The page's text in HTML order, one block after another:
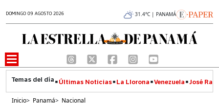
DOMINGO 09 AGOSTO 2026 31.4°C | PANAMÁ
Últimas Noticias La Llorona Venezuela José
Inicio> Panamá> Nacional